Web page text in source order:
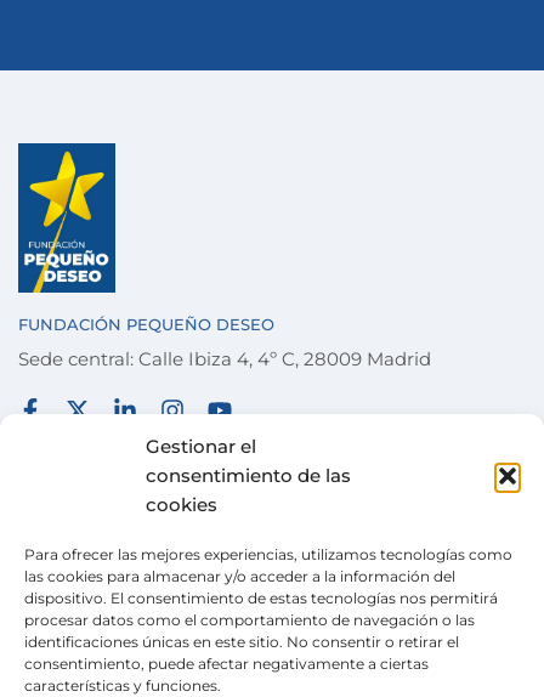
Gestionar el
consentimiento de las
cookies
Para ofrecer las mejores experiencias, utilizamos tecnologías como
las cookies para almacenar y/o acceder a la información del
dispositivo. El consentimiento de estas tecnologías nos permitirá
procesar datos como el comportamiento de navegación o las
identificaciones únicas en este sitio. No consentir o retirar el
consentimiento, puede afectar negativamente a ciertas
características y funciones.
FUNDACIÓN PEQUEÑO DESEO
Sede central: Calle Ibiza 4, 4º C, 28009 Madrid
ACTUALIDAD
TIENDA SOLIDARIA
VOLUNTARIADO
POLÍTICA DE PRIVACIDAD
CANAL DE DENUNCIAS